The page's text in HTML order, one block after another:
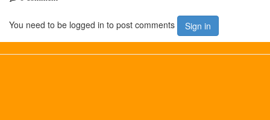
You need to be logged in to post comments Sign in